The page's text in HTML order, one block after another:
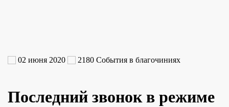
02 июня 2020 2180 События в благочиниях
Последний звонок в режиме